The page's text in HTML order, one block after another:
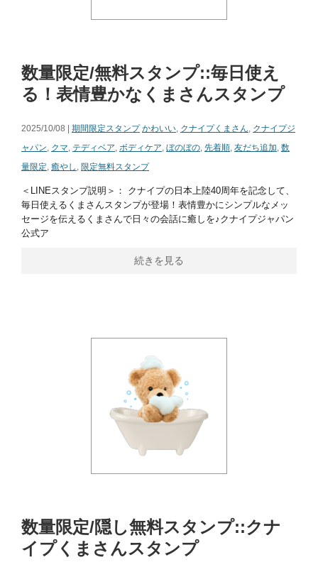
数量限定/無料スタンプ::毎日使え
る！表情豊かなくまさんスタンプ
2025/10/08 | 期間限定スタンプ かわいい, クナイプくまさん, クナイプジ
ャパン, クマ, テディベア, ボディケア, ぼのぼの, 先着順, 友だち追加, 数
量限定, 癒やし , 限定無料スタンプ
＜LINEスタンプ説明＞： クナイプの日本上陸40周年を記念して、
毎日使えるくまさんスタンプが登場！表情豊かにシンプルなメッ
セージを伝えるくまさんで日々の会話に癒しを♪クナイプジャパン
公式ア
続きを見る
数量限定/隠し無料スタンプ::クナ
イプくまさんスタンプ